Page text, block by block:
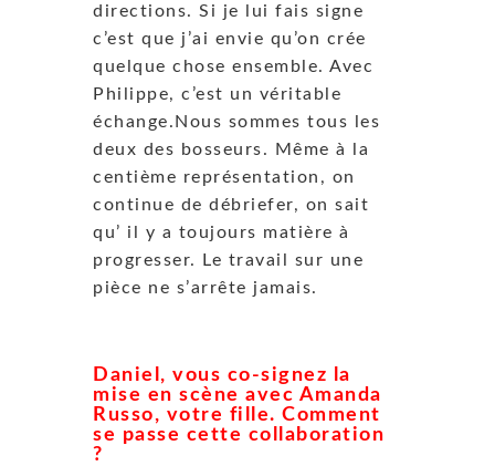
directions. Si je lui fais signe
c’est que j’ai envie qu’on crée
quelque chose ensemble. Avec
Philippe, c’est un véritable
échange.Nous sommes tous les
deux des bosseurs. Même à la
centième représentation, on
continue de débriefer, on sait
qu’ il y a toujours matière à
progresser. Le travail sur une
pièce ne s’arrête jamais.
Daniel, vous co-signez la
mise en scène avec Amanda
Russo, votre fille. Comment
se passe cette collaboration
?